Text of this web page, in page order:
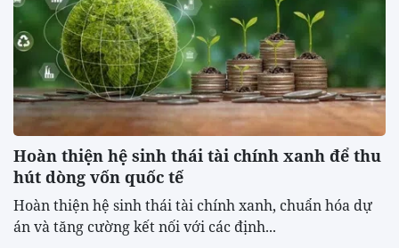
Hoàn thiện hệ sinh thái tài chính xanh để thu
hút dòng vốn quốc tế
Hoàn thiện hệ sinh thái tài chính xanh, chuẩn hóa dự
án và tăng cường kết nối với các định...